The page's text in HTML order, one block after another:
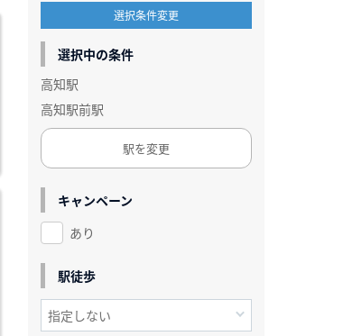
選択条件変更
選択中の条件
高知駅
高知駅前駅
駅を変更
キャンペーン
あり
駅徒歩